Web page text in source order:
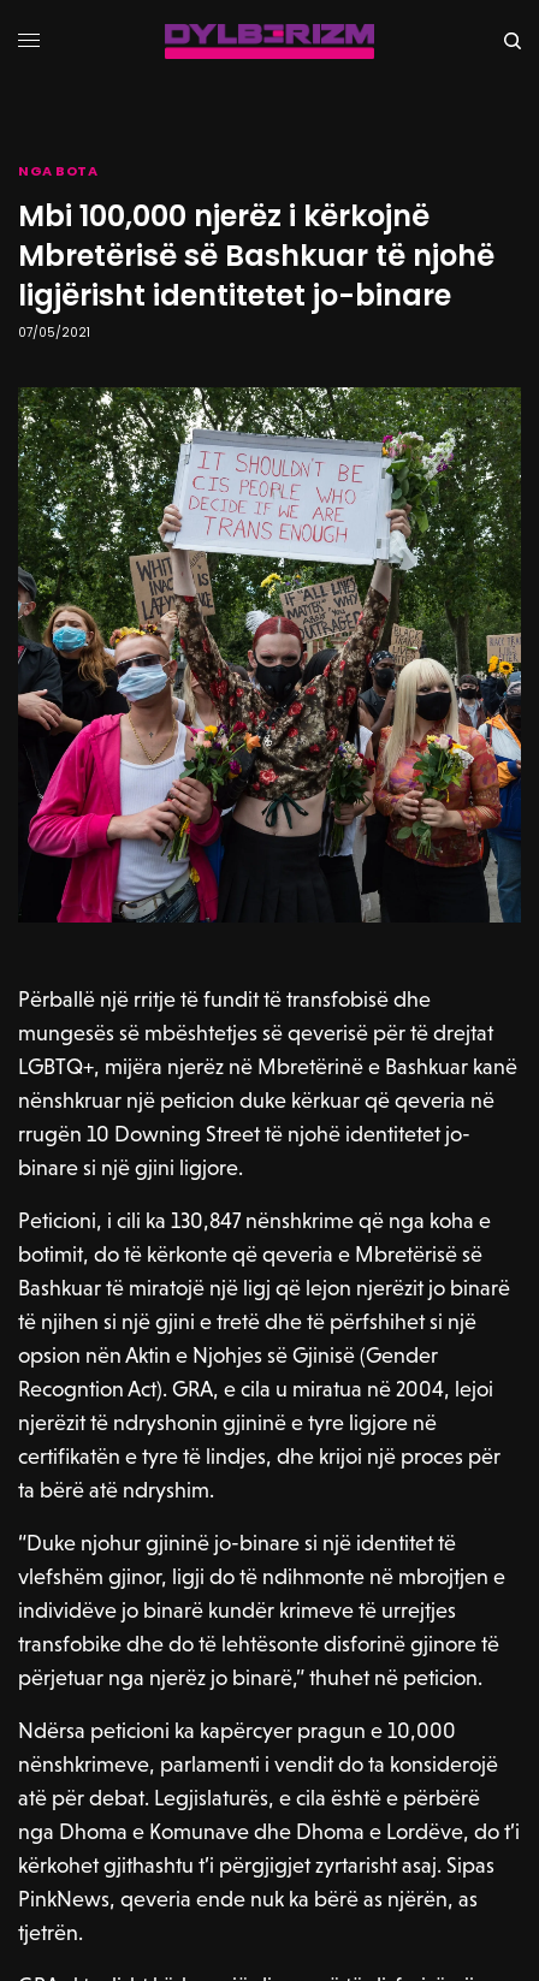
NGA BOTA
Mbi 100,000 njerëz i kërkojnë
Mbretërisë së Bashkuar të njohë
ligjërisht identitetet jo-binare
07/05/2021
Përballë një rritje të fundit të transfobisë dhe
mungesës së mbështetjes së qeverisë për të drejtat
LGBTQ+, mijëra njerëz në Mbretërinë e Bashkuar kanë
nënshkruar një peticion duke kërkuar që qeveria në
rrugën 10 Downing Street të njohë identitetet jo-
binare si një gjini ligjore.
Peticioni, i cili ka 130,847 nënshkrime që nga koha e
botimit, do të kërkonte që qeveria e Mbretërisë së
Bashkuar të miratojë një ligj që lejon njerëzit jo binarë
të njihen si një gjini e tretë dhe të përfshihet si një
opsion nën Aktin e Njohjes së Gjinisë (Gender
Recogntion Act). GRA, e cila u miratua në 2004, lejoi
njerëzit të ndryshonin gjininë e tyre ligjore në
certifikatën e tyre të lindjes, dhe krijoi një proces për
ta bërë atë ndryshim.
“Duke njohur gjininë jo-binare si një identitet të
vlefshëm gjinor, ligji do të ndihmonte në mbrojtjen e
individëve jo binarë kundër krimeve të urrejtjes
transfobike dhe do të lehtësonte disforinë gjinore të
përjetuar nga njerëz jo binarë,” thuhet në peticion.
Ndërsa peticioni ka kapërcyer pragun e 10,000
nënshkrimeve, parlamenti i vendit do ta konsiderojë
atë për debat. Legjislaturës, e cila është e përbërë
nga Dhoma e Komunave dhe Dhoma e Lordëve, do t’i
kërkohet gjithashtu t’i përgjigjet zyrtarisht asaj. Sipas
PinkNews, qeveria ende nuk ka bërë as njërën, as
tjetrën.